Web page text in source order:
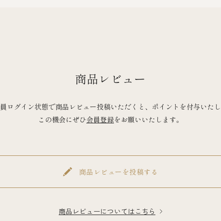
商品レビュー
ログイン状態で商品レビュー投稿いただくと、ポイントを付与いた
この機会にぜひ会員登録をお願いいたします。
商品レビューを投稿する
商品レビューについてはこちら